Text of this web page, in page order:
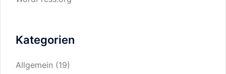
Kategorien
Allgemein (19)